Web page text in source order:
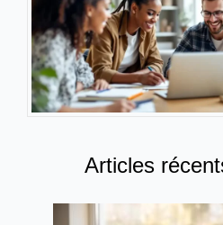
Articles